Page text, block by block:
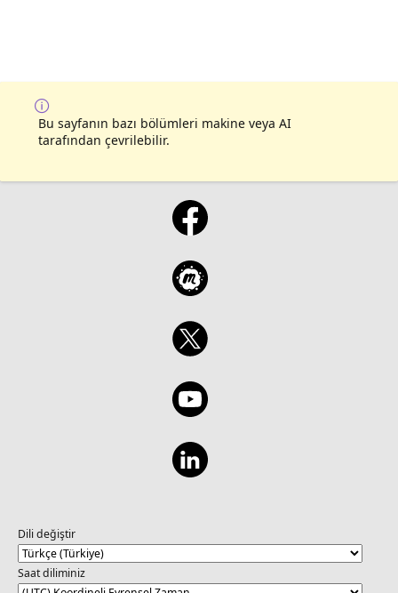
Bu sayfanın bazı bölümleri makine veya AI
tarafından çevrilebilir.
Dili değiştir
Saat diliminiz